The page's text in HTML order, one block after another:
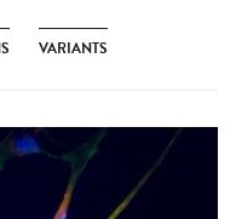
VARIANTS